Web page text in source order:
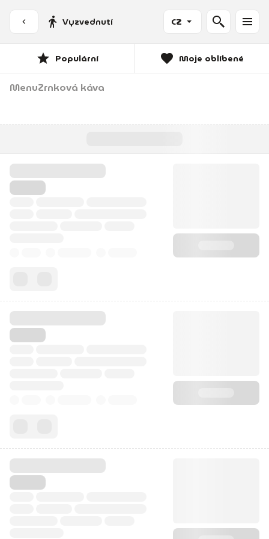
Vyzvednutí CZ
Populární Moje oblíbené
MenuZrnková káva